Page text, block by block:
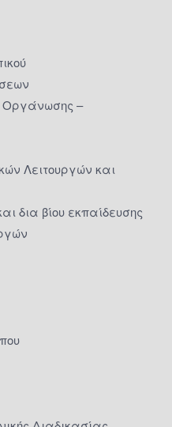
Οργάνωσης –
Λειτουργών και
δια βίου εκπαίδευσης